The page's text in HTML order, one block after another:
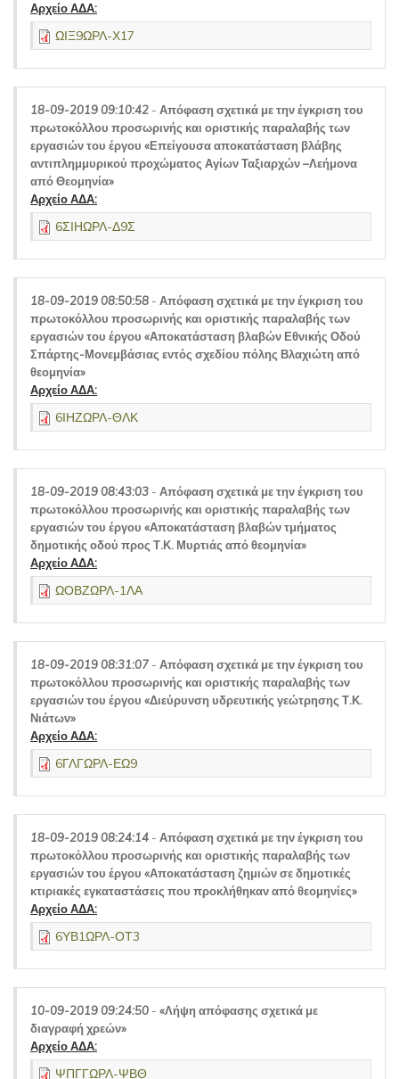
Αρχείο ΑΔΑ:
ΩΙΞ9ΩΡΛ-Χ17
18-09-2019 09:10:42 - Απόφαση σχετικά με την έγκριση του
πρωτοκόλλου προσωρινής και οριστικής παραλαβής των
εργασιών του έργου «Επείγουσα αποκατάσταση βλάβης
αντιπλημμυρικού προχώματος Αγίων Ταξιαρχών –Λεήμονα
από Θεομηνία»
Αρχείο ΑΔΑ:
6ΣΙΗΩΡΛ-Δ9Σ
18-09-2019 08:50:58 - Απόφαση σχετικά με την έγκριση του
πρωτοκόλλου προσωρινής και οριστικής παραλαβής των
εργασιών του έργου «Αποκατάσταση βλαβών Εθνικής Οδού
Σπάρτης-Μονεμβάσιας εντός σχεδίου πόλης Βλαχιώτη από
θεομηνία»
Αρχείο ΑΔΑ:
6ΙΗΖΩΡΛ-ΘΛΚ
18-09-2019 08:43:03 - Απόφαση σχετικά με την έγκριση του
πρωτοκόλλου προσωρινής και οριστικής παραλαβής των
εργασιών του έργου «Αποκατάσταση βλαβών τμήματος
δημοτικής οδού προς Τ.Κ. Μυρτιάς από θεομηνία»
Αρχείο ΑΔΑ:
ΩΟΒΖΩΡΛ-1ΛΑ
18-09-2019 08:31:07 - Απόφαση σχετικά με την έγκριση του
πρωτοκόλλου προσωρινής και οριστικής παραλαβής των
εργασιών του έργου «Διεύρυνση υδρευτικής γεώτρησης Τ.Κ.
Νιάτων»
Αρχείο ΑΔΑ:
6ΓΛΓΩΡΛ-ΕΩ9
18-09-2019 08:24:14 - Απόφαση σχετικά με την έγκριση του
πρωτοκόλλου προσωρινής και οριστικής παραλαβής των
εργασιών του έργου «Αποκατάσταση ζημιών σε δημοτικές
κτιριακές εγκαταστάσεις που προκλήθηκαν από θεομηνίες»
Αρχείο ΑΔΑ:
6ΥΒ1ΩΡΛ-ΟΤ3
10-09-2019 09:24:50 - «Λήψη απόφασης σχετικά με
διαγραφή χρεών»
Αρχείο ΑΔΑ:
ΨΠΓΓΩΡΛ-ΨΒΘ